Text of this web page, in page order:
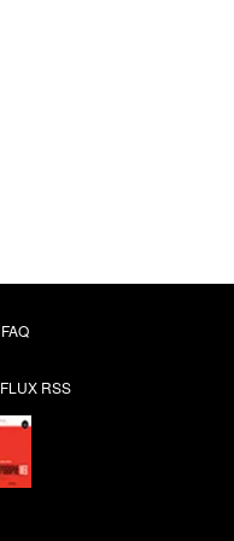
FAQ
FLUX RSS